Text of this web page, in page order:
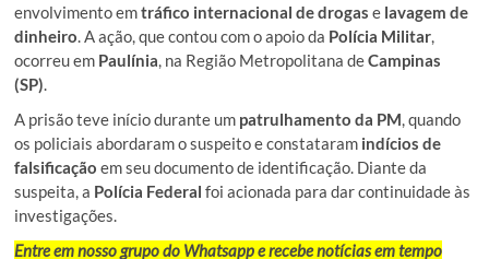
envolvimento emtráfico internacional de drogas e lavagem de
dinheiro. A ação, que contou com o apoio da Polícia Militar,
ocorreu em Paulínia, na Região Metropolitana deCampinas
(SP).
A prisão teve início durante um patrulhamento da PM, quando
os policiais abordaram o suspeito e constataram indícios de
falsificação em seu documento de identificação. Diante da
suspeita, a Polícia Federal foi acionada para dar continuidade às
investigações.
Entre em nosso grupo do Whatsapp e recebe notícias em tempo